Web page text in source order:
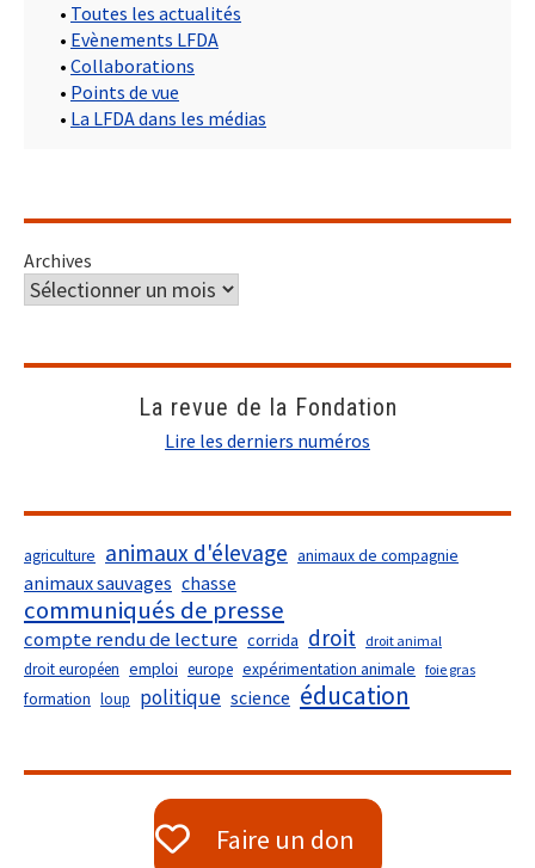
• Toutes les actualités
• Evènements LFDA
• Collaborations
• Points de vue
• La LFDA dans les médias
Archives
La revue de la Fondation
Lire les derniers numéros
agriculture animaux d'élevage animaux de compagnie
animaux sauvages chasse
communiqués de presse
compte rendu de lecture corrida droit droit animal
droit européen emploi europe expérimentation animale foie gras
formation loup politique science éducation
Faire un don